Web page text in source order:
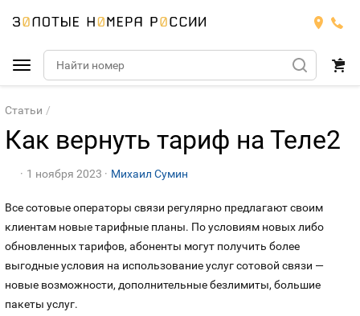
Подобрать номер
МТС
Номера
БИЛАЙН
Тарифы
Номера
Мегафон
МЕГАФОН
Тарифы
Теле2
ТЕЛЕ2
Йота
Статьи
Как вернуть тариф на Теле2
1 ноября 2023 Михаил Сумин
Все сотовые операторы связи регулярно предлагают своим
клиентам новые тарифные планы. По условиям новых либо
обновленных тарифов, абоненты могут получить более
выгодные условия на использование услуг сотовой связи —
новые возможности, дополнительные безлимиты, большие
пакеты услуг.